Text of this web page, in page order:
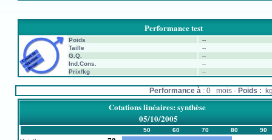
Performance test
Poids
--
Taille
--
G.Q.
--
Ind.Cons.
--
Prix/kg
--
Performance à : 0 mois - Poids :
Cotations linéaires: synthèse
05/10/2005
50 60 70 80
90